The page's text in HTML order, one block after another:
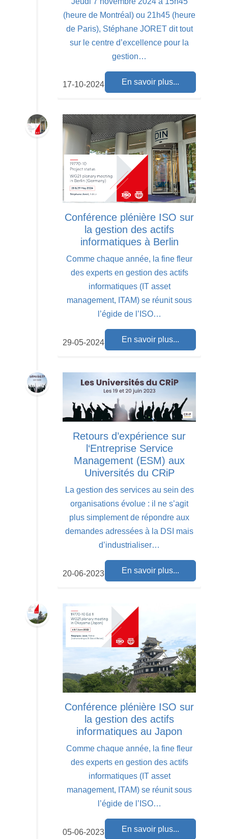
(heure de Montréal) ou 21h45 (heure
de Paris), Stéphane JORET dit tout
sur le centre d’excellence pour la
gestion…
En savoir plus...
17-10-2024
Conférence plénière ISO sur
la gestion des actifs
informatiques à Berlin
Comme chaque année, la fine fleur
des experts en gestion des actifs
informatiques (IT asset
management, ITAM) se réunit sous
l’égide de l’ISO…
En savoir plus...
29-05-2024
Retours d’expérience sur
l‘Entreprise Service
Management (ESM) aux
Universités du CRiP
La gestion des services au sein des
organisations évolue : il ne s’agit
plus simplement de répondre aux
demandes adressées à la DSI mais
d’industrialiser…
En savoir plus...
20-06-2023
Conférence plénière ISO sur
la gestion des actifs
informatiques au Japon
Comme chaque année, la fine fleur
des experts en gestion des actifs
informatiques (IT asset
management, ITAM) se réunit sous
l’égide de l’ISO…
En savoir plus...
05-06-2023